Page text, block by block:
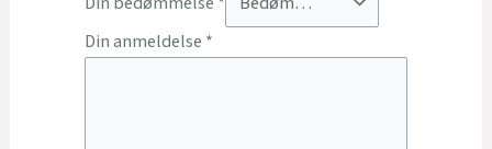
Din anmeldelse *